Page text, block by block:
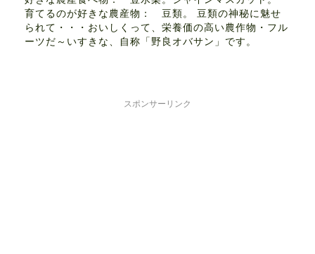
育てるのが好きな農産物： 豆類。 豆類の神秘に魅せ
られて・・・おいしくって、栄養価の高い農作物・フル
ーツだ～いすきな、自称「野良オバサン」です。
スポンサーリンク